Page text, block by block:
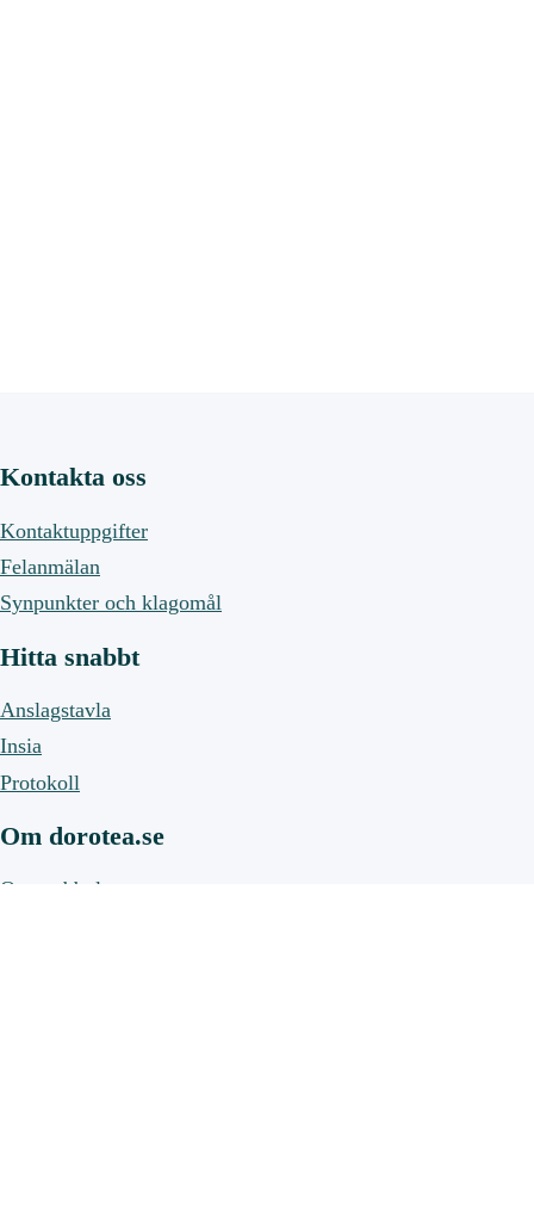
Kontakta oss
Kontaktuppgifter
Felanmälan
Synpunkter och klagomål
Hitta snabbt
Anslagstavla
Insia
Protokoll
Om dorotea.se
Om webbplatsen